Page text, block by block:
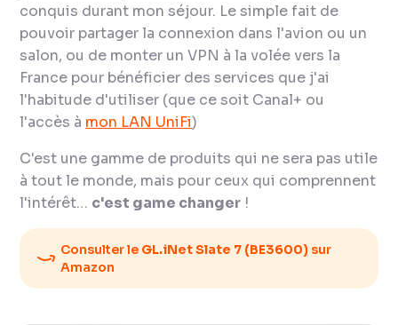
conquis durant mon séjour. Le simple fait de
pouvoir partager la connexion dans l'avion ou un
salon, ou de monter un VPN à la volée vers la
France pour bénéficier des services que j'ai
l'habitude d'utiliser (que ce soit Canal+ ou
l'accès à mon LAN UniFi)
C'est une gamme de produits qui ne sera pas utile
à tout le monde, mais pour ceux qui comprennent
l'intérêt… c'est game changer !
Consulter le GL.iNet Slate 7 (BE3600) sur
Amazon